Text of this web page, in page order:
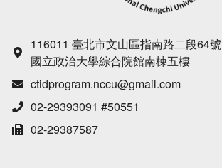
116011 臺北市文山區指南路二段64號
國立政治大學綜合院館南棟五樓
ctidprogram.nccu@gmail.com
02-29393091 #50551
02-29387587